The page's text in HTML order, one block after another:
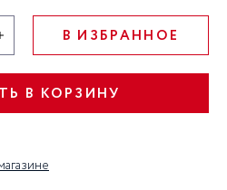
В ИЗБРАННОЕ
В КОРЗИНУ